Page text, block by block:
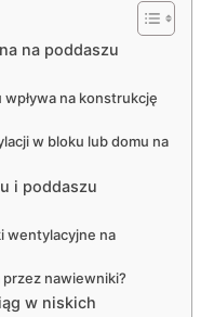
na poddaszu
na konstrukcję
w bloku lub domu na
i poddaszu
wentylacyjne na
nawiewniki?
w niskich